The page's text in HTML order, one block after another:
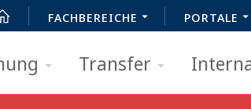
FACHBEREICHE PORTALE
Transfer